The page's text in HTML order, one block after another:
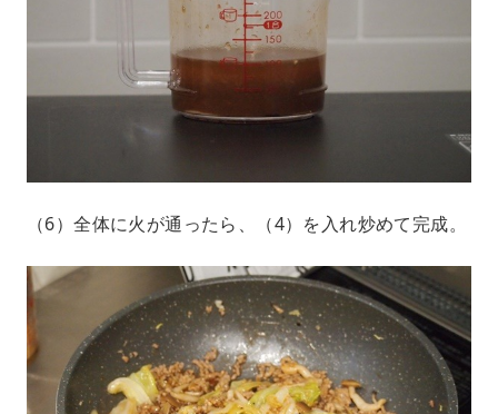
（6）全体に火が通ったら、（4）を入れ炒めて完成。